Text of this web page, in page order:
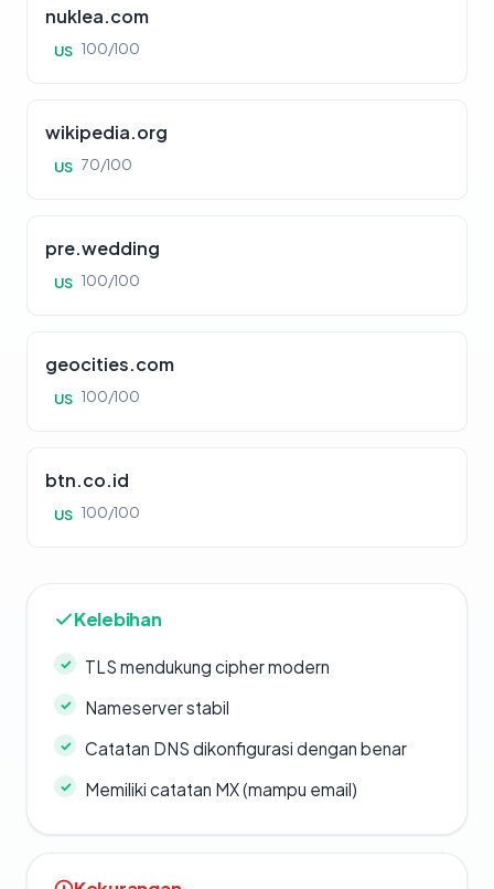
nuklea.com
US 100/100
wikipedia.org
US 70/100
pre.wedding
US 100/100
geocities.com
US 100/100
btn.co.id
US 100/100
Kelebihan
TLS mendukung cipher modern
Nameserver stabil
Catatan DNS dikonfigurasi dengan benar
Memiliki catatan MX (mampu email)